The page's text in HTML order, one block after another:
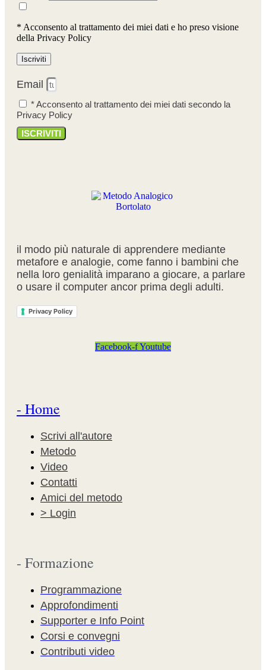
* Acconsento al trattamento dei miei dati e ho preso visione
della Privacy Policy
Email
* Acconsento al trattamento dei miei dati secondo la
Privacy Policy
ISCRIVITI
il modo più naturale di apprendere mediante
metafore e analogie, come fanno i bambini che
nella loro genialità imparano a giocare, a parlare
o usare il computer ancor prima degli adulti.
Privacy Policy
Facebook-fYoutube
- Home
Scrivi all'autore
Metodo
Video
Contatti
Amici del metodo
> Login
- Formazione
Programmazione
Approfondimenti
Supporter e Info Point
Corsi e convegni
Contributi video